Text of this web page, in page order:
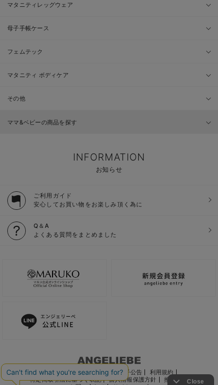
マタニティレッグウェア
母子手帳ケース
フェムテック
マタニティ ボディケア
その他
ママ&ベビーの商品を探す
INFORMATION
お知らせ
ご利用ガイド
安心してお買い物をお楽しみ頂く為に
Q＆A
よくある質問をまとめました
ご利用ガイド 会社概要 電子公告
利用規約
特定商取引法に基づく表記
個人情報保護方針
推奨環境